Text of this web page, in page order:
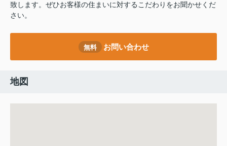
致します。ぜひお客様の住まいに対するこだわりをお聞かせくだ
さい。
無料 お問い合わせ
地図